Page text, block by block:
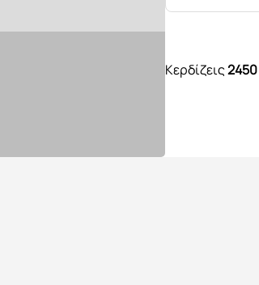
Κερδίζεις2450